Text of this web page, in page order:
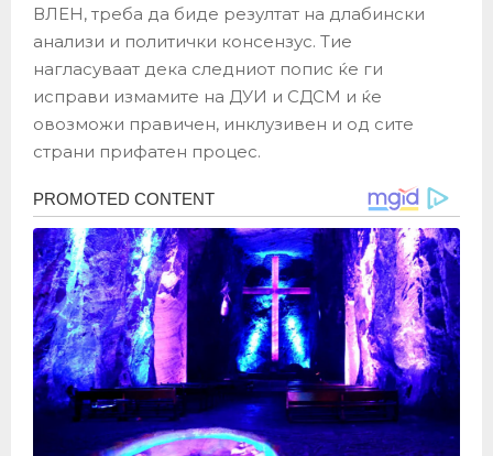
ВЛЕН, треба да биде резултат на длабински
анализи и политички консензус. Тие
нагласуваат дека следниот попис ќе ги
исправи измамите на ДУИ и СДСМ и ќе
овозможи правичен, инклузивен и од сите
страни прифатен процес.